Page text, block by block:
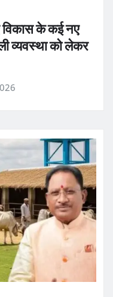
के कई नए
व्यवस्था को लेकर